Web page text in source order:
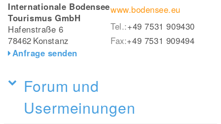
Internationale Bodensee
Tourismus GmbH
Hafenstraße 6
78462 Konstanz
Anfrage senden
www.bodensee.eu
Tel.:+49 7531 909430
Fax:+49 7531 909494
Forum und
Usermeinungen